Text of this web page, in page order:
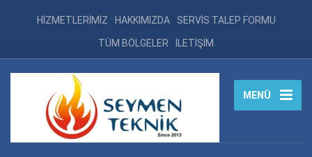
HİZMETLERİMİZ HAKKIMIZDA SERVİS TALEP FORMU
TÜM BÖLGELER İLETİŞİM
MENÜ